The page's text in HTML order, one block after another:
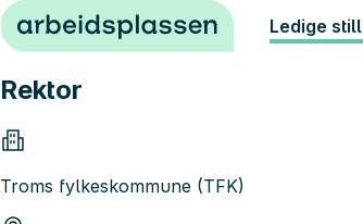
Hopp til innhold Ledige
Rektor
Troms fylkeskommune (TFK)